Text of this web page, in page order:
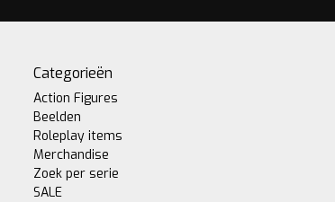
Categorieën
Action Figures
Beelden
Roleplay items
Merchandise
Zoek per serie
SALE